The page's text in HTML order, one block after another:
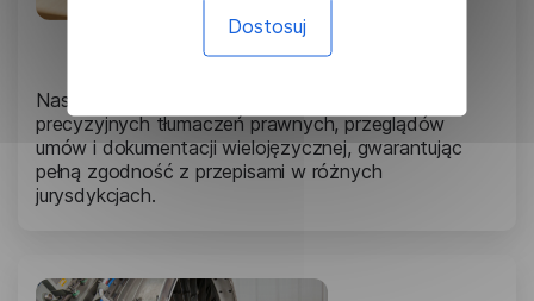
Dostosuj
WARUNKI I ZASADY
Nasze rozwiązania umożliwiają wykonywanie
precyzyjnych tłumaczeń prawnych, przeglądów
umów i dokumentacji wielojęzycznej, gwarantując
pełną zgodność z przepisami w różnych
jurysdykcjach.